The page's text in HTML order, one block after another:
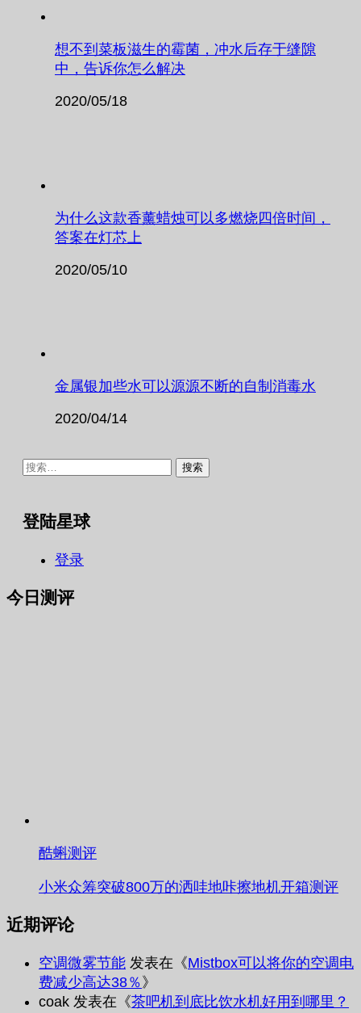
想不到菜板滋生的霉菌，冲水后存于缝隙
中，告诉你怎么解决
2020/05/18
为什么这款香薰蜡烛可以多燃烧四倍时间，
答案在灯芯上
2020/05/10
金属银加些水可以源源不断的自制消毒水
2020/04/14
搜
登陆星球
登录
今日测评
酷蝌测评
小米众筹突破800万的洒哇地咔擦地机开箱测评
近期评论
空调微雾节能 发表在《Mistbox可以将你的空调电
费减少高达38％ 》
coak 发表在《茶吧机到底比饮水机好用到哪里？